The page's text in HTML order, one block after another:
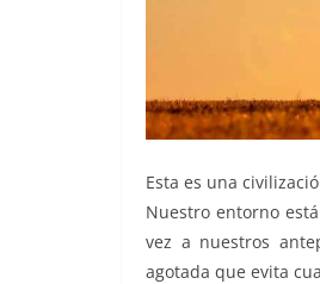
Esta es una
Nuestro entorno
vez a nuestros
agotada que evita